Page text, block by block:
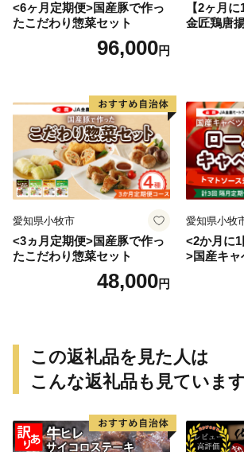
<6ヶ月定期便>国産豚で作っ
たこだわり惣菜セット
96,000円
【2ヶ月
金匠鶏唐
愛知県小牧市
<3ヵ月定期便>国産豚で作っ
たこだわり惣菜セット
48,000円
愛知県小牧
<2か月
>国産キャ
ルキャベ
この返礼品を見た人は
こんな返礼品も見ていま